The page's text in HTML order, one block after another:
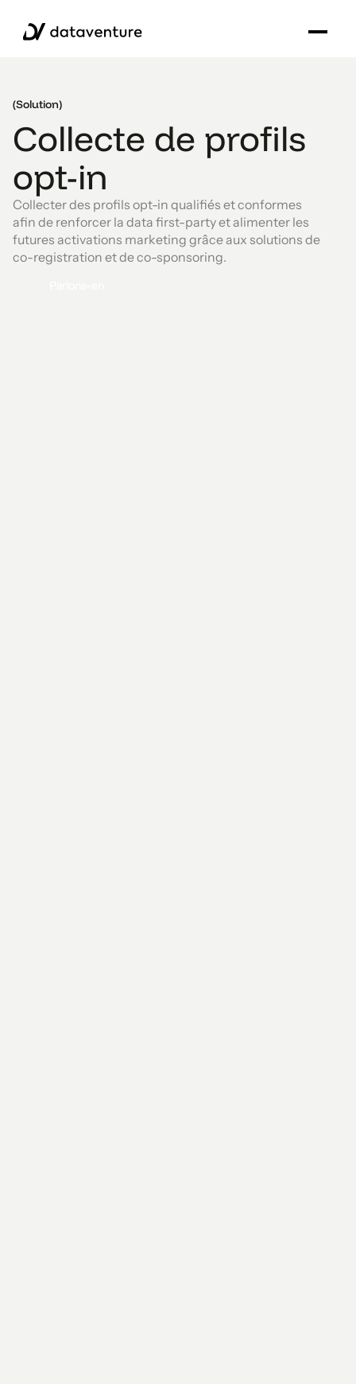
(Solution)
Collecte de profils
opt-in
Collecter des profils opt-in qualifiés et conformes
afin de renforcer la data first-party et alimenter les
futures activations marketing grâce aux solutions de
co-registration et de co-sponsoring.